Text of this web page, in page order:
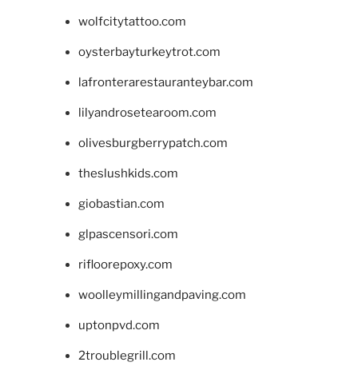
wolfcitytattoo.com
oysterbayturkeytrot.com
lafronterarestauranteybar.com
lilyandrosetearoom.com
olivesburgberrypatch.com
theslushkids.com
giobastian.com
glpascensori.com
rifloorepoxy.com
woolleymillingandpaving.com
uptonpvd.com
2troublegrill.com